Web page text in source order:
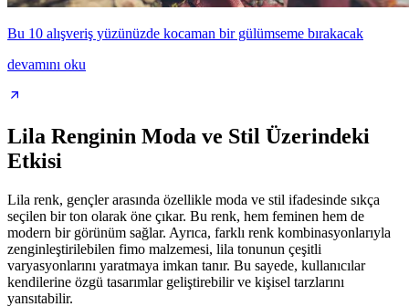
Bu 10 alışveriş yüzünüzde kocaman bir gülümseme bırakacak
devamını oku
Lila Renginin Moda ve Stil Üzerindeki
Etkisi
Lila renk, gençler arasında özellikle moda ve stil ifadesinde sıkça
seçilen bir ton olarak öne çıkar. Bu renk, hem feminen hem de
modern bir görünüm sağlar. Ayrıca, farklı renk kombinasyonlarıyla
zenginleştirilebilen fimo malzemesi, lila tonunun çeşitli
varyasyonlarını yaratmaya imkan tanır. Bu sayede, kullanıcılar
kendilerine özgü tasarımlar geliştirebilir ve kişisel tarzlarını
yansıtabilir.